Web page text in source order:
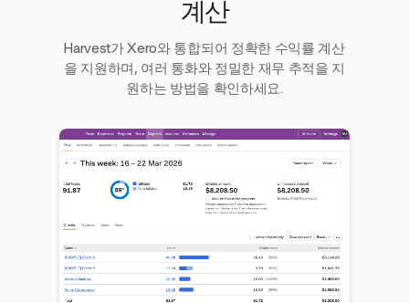
계산
Harvest가 Xero와 통합되어 정확한 수익률 계산
을 지원하며, 여러 통화와 정밀한 재무 추적을 지
원하는 방법을 확인하세요.